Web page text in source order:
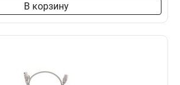
В корзину